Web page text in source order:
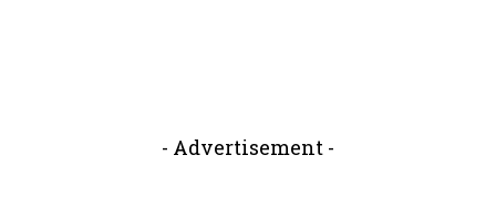
- Advertisement -